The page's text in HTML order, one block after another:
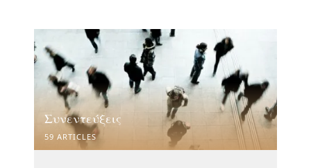
Συνεντεύξεις
59 ARTICLES